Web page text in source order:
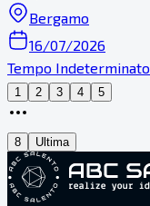
Bergamo
16/07/2026
Tempo Indeterminato
1 2 3 4 5
8 Ultima